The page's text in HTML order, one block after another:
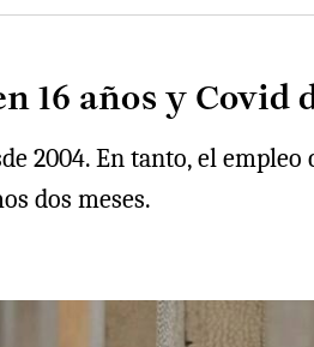
16 años y
2004. En tanto, el
dos meses.